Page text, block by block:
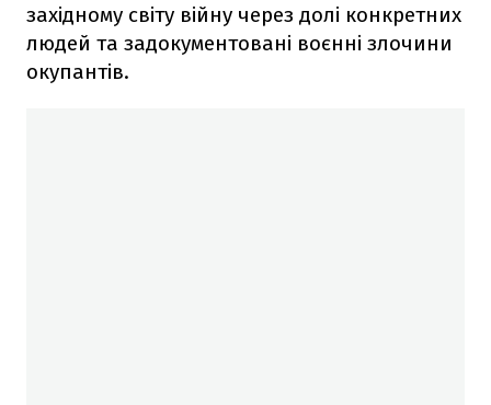
західному світу війну через долі конкретних
людей та задокументовані воєнні злочини
окупантів.